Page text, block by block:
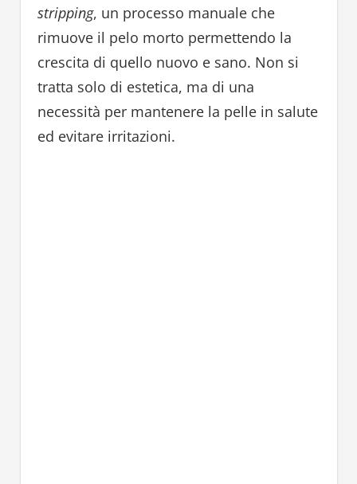
stripping, un processo manuale che
rimuove il pelo morto permettendo la
crescita di quello nuovo e sano. Non si
tratta solo di estetica, ma di una
necessità per mantenere la pelle in salute
ed evitare irritazioni.